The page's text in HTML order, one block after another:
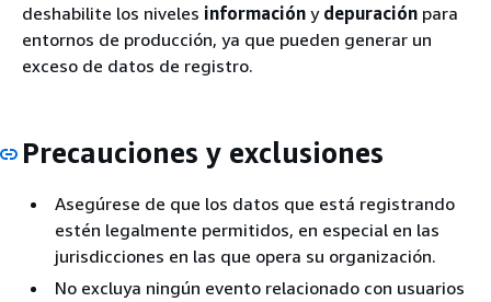
deshabilite los niveles información y depuración para
entornos de producción, ya que pueden generar un
exceso de datos de registro.
Precauciones y exclusiones
Asegúrese de que los datos que está registrando
estén legalmente permitidos, en especial en las
jurisdicciones en las que opera su organización.
No excluya ningún evento relacionado con usuarios